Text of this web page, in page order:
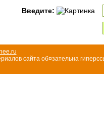
Введите:
сайта об¤зательна